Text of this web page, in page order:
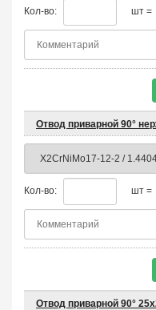
Кол-во: шт =
Отвод приварной 90°
Кол-во: шт =
Отвод приварной 90°